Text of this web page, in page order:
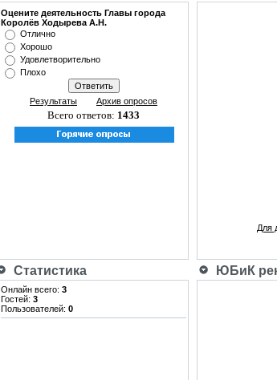
Оцените деятельность Главы города
Королёв Ходырева А.Н.
Отлично
Хорошо
Удовлетворительно
Плохо
Результаты Архив опросов
Всего ответов: 1433
Для
Статистика ЮБиК
Онлайн всего: 3
Гостей: 3
Пользователей: 0